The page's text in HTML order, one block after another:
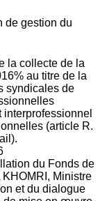
de gestion du
la collecte de la
au titre de la
syndicales de
(article R.
du Fonds de
Ministre
et du dialogue